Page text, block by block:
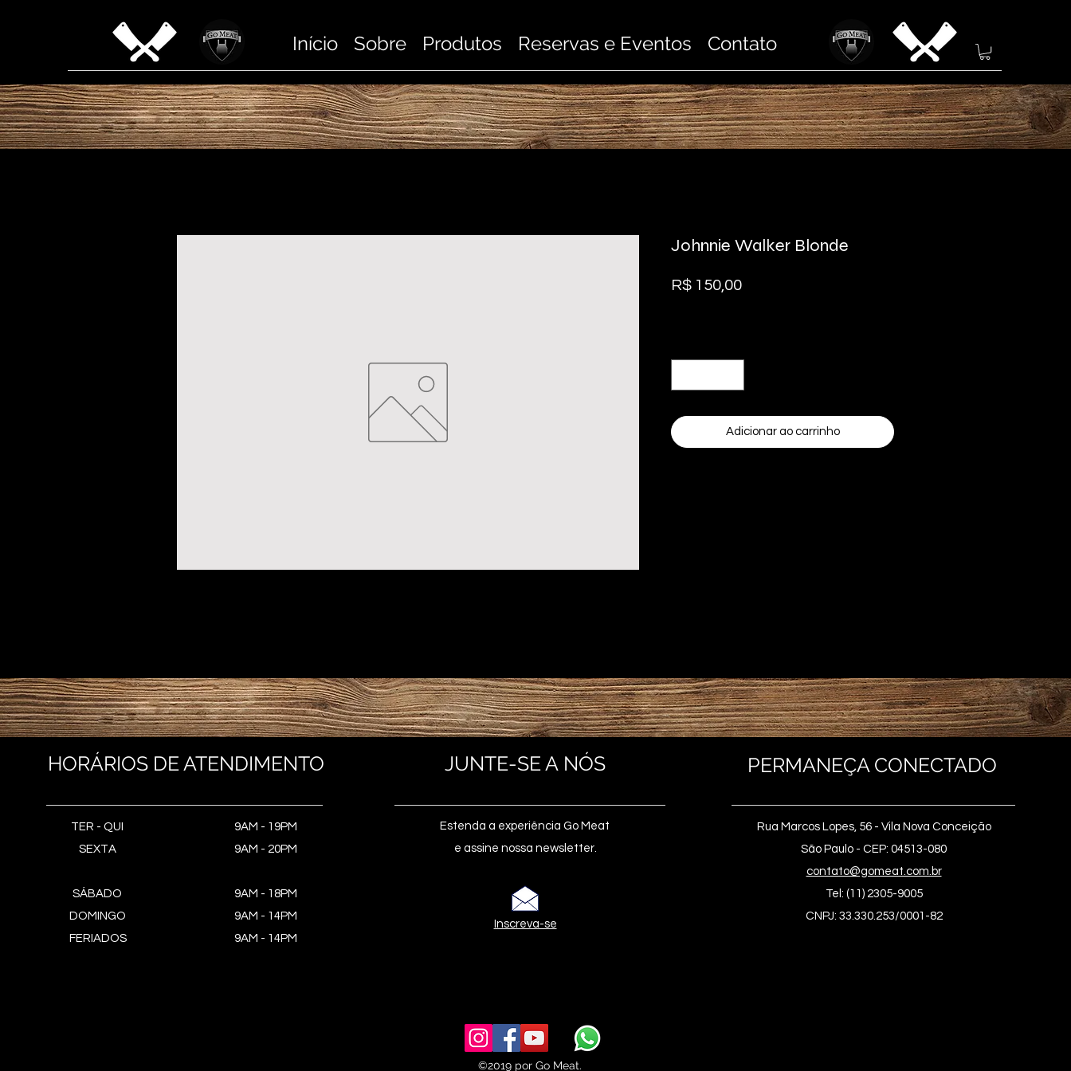
Início Sobre Produtos Reservas e Eventos Contato
Johnnie Walker Blonde
R$ 150,00Preço
Adicionar ao carrinho
HORÁRIOS DE ATENDIMENTO
TER - QUI
SEXTA
SÁBADO
DOMINGO
FERIADOS
9AM - 19PM
9AM - 20PM
9AM - 18PM
9AM - 14PM
9AM - 14PM
JUNTE-SE A NÓS
Estenda a experiência Go Meat
e assine nossa newsletter.
Inscreva-se
©2019 por Go Meat.
PERMANEÇA CONECTADO
Rua Marcos Lopes, 56 - Vila Nova Conceição
São Paulo - CEP: 04513-080
contato@gomeat.com.br
Tel: (11) 2305-9005
CNPJ: 33.330.253/0001-82